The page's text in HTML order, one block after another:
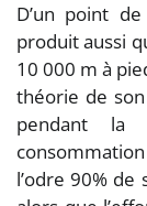
D’un point
produit aussi
10 000 m à
théorie de
pendant la
l’odre 90% de